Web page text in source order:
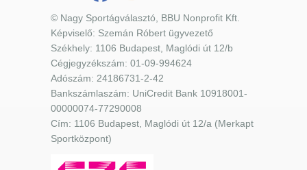
© Nagy Sportágválasztó, BBU Nonprofit Kft.
Képviselő: Szemán Róbert ügyvezető
Székhely: 1106 Budapest, Maglódi út 12/b
Cégjegyzékszám: 01-09-994624
Adószám: 24186731-2-42
Bankszámlaszám: UniCredit Bank 10918001-
00000074-77290008
Cím: 1106 Budapest, Maglódi út 12/a (Merkapt
Sportközpont)